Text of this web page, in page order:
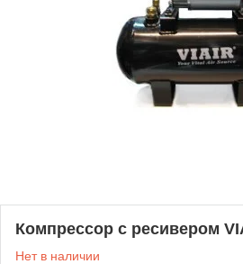
Компрессор с ресивером
Нет в наличии